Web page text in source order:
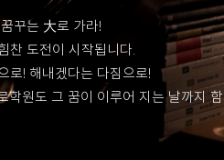
꾸는 大로 가라!
찬 도전이 시작됩니다.
로! 해내겠다는 다짐으로!
학원도 그 꿈이 이루어 지는 날까지